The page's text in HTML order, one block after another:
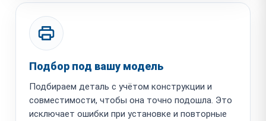
Подбор под вашу модель
Подбираем деталь с учётом конструкции и
совместимости, чтобы она точно подошла. Это
исключает ошибки при установке и повторные